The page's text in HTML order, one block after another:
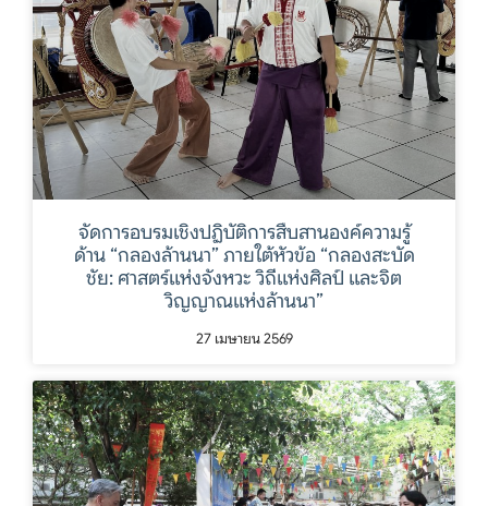
จัดการอบรมเชิงปฏิบัติการสืบสานองค์ความรู้
ด้าน “กลองล้านนา” ภายใต้หัวข้อ “กลองสะบัด
ชัย: ศาสตร์แห่งจังหวะ วิถีแห่งศิลป์ และจิต
วิญญาณแห่งล้านนา”
27 เมษายน 2569